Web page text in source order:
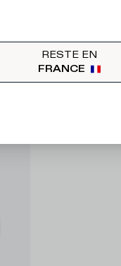
RESTE EN
FRANCE